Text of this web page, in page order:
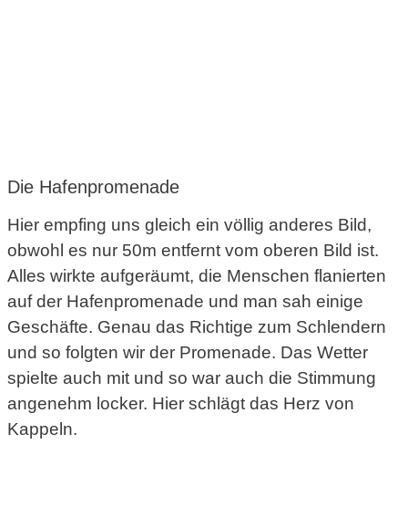
Die Hafenpromenade
Hier empfing uns gleich ein völlig anderes Bild,
obwohl es nur 50m entfernt vom oberen Bild ist.
Alles wirkte aufgeräumt, die Menschen flanierten
auf der Hafenpromenade und man sah einige
Geschäfte. Genau das Richtige zum Schlendern
und so folgten wir der Promenade. Das Wetter
spielte auch mit und so war auch die Stimmung
angenehm locker. Hier schlägt das Herz von
Kappeln.